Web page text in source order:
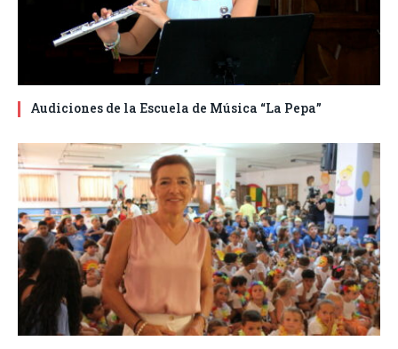
Audiciones de la Escuela de Música “La Pepa”